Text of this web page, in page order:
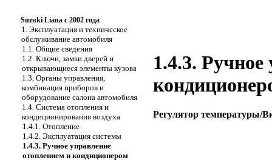
Suzuki Liana с 2002 года
1. Эксплуатация и техническое
обслуживание автомобиля
1.1. Общие сведения
1.2. Ключи, замки дверей и
открывающиеся элементы кузова
1.3. Органы управления,
комбинация приборов и
оборудование салона автомобиля
1.4. Система отопления и
кондиционирования воздуха
1.4.1. Отопление
1.4.2. Эксплуатация системы
1.4.3. Ручное управление
отоплением и кондиционером
1.4.3.
Регулятор температуры/